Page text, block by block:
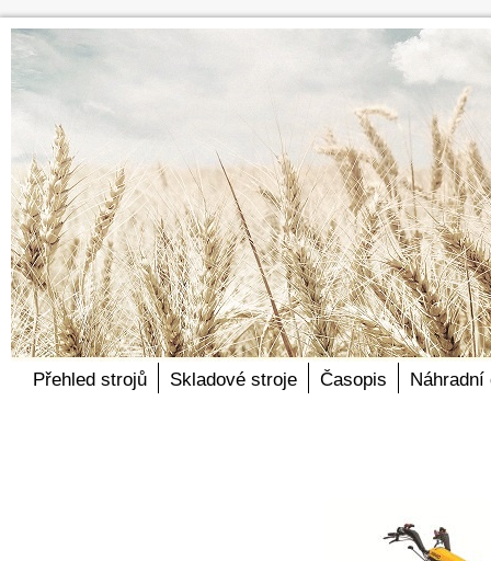
Přehled strojů Skladové stroje Časopis Náhradní